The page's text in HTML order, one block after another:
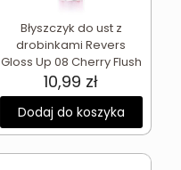
Błyszczyk do ust z
drobinkami Revers
Gloss Up 08 Cherry Flush
10,99 zł
Dodaj do koszyka